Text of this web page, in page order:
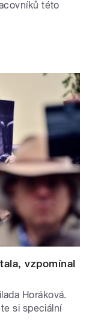
této
vzpomínal
Horáková.
si speciální